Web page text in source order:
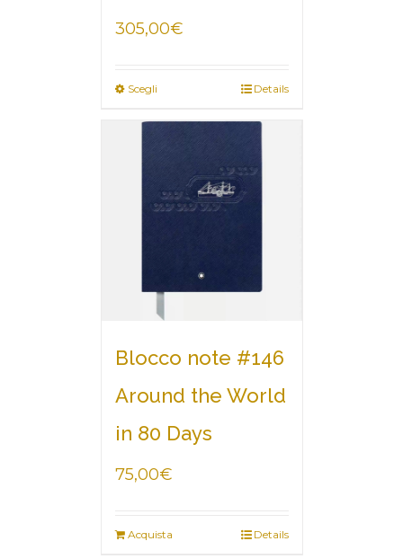
305,00€
Scegli Details
Blocco note #146
Around the World
in 80 Days
75,00€
Acquista Details